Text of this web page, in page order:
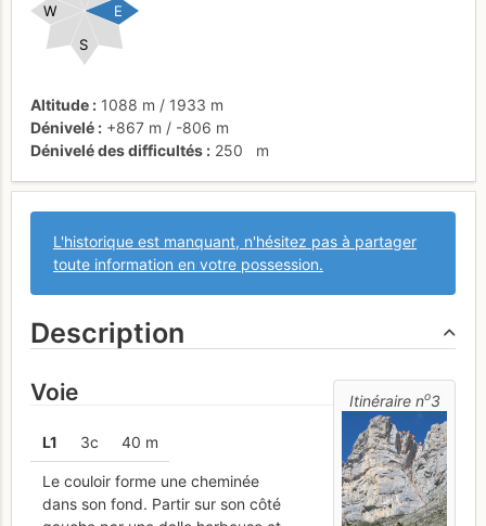
E
W
S
Altitude 1088 m / 1933 m
Dénivelé
+867 m / -806 m
Dénivelé des difficultés
250 m
L'historique est manquant, n'hésitez pas à partager
toute information en votre possession.
Description
Itinéraire no3
Voie
L1 3c 40 m
Le couloir forme une cheminée
dans son fond. Partir sur son côté